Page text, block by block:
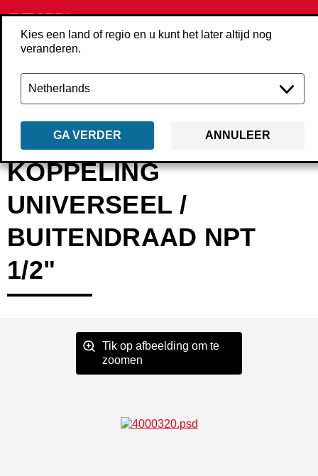
Kies een land of regio en u kunt het later altijd nog
veranderen.
GA VERDER ANNULEER
Terug Producten Accessoires
KOPPELING
UNIVERSEEL /
BUITENDRAAD NPT
1/2"
Tik op afbeelding om te
zoomen